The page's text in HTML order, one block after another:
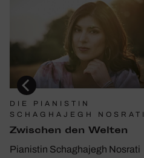
DIE PIANISTIN
SCHAGHAJEGH NOSRATI
Zwischen den Welten
Pianistin Schaghajegh Nosrati